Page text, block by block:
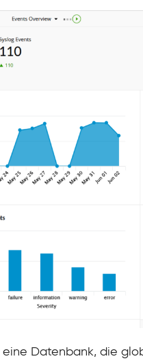
Datenbank, die